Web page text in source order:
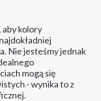
aby kolory
Nie jesteśmy jednak
mogą się
- wynika to z